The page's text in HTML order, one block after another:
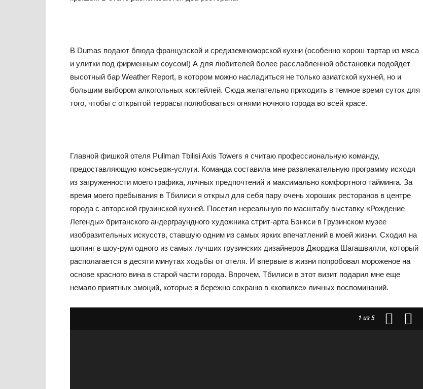
В Dumas подают блюда французской и средиземноморской кухни (особенно хорош тартар из мяса
и улитки под фирменным соусом!) А для любителей более расслабленной обстановки подойдет
высотный бар Weather Report, в котором можно насладиться не только азиатской кухней, но и
большим выбором алкогольных коктейлей. Сюда желательно приходить в темное время суток для
того, чтобы с открытой террасы полюбоваться огнями ночного города во всей красе.
Главной фишкой отеля Pullman Tbilisi Axis Towers я считаю профессиональную команду,
предоставляющую консьерж-услуги. Команда составила мне развлекательную программу исходя
из загруженности моего графика, личных предпочтений и максимально комфортного тайминга. За
время моего пребывания в Тбилиси я открыл для себя пару очень хороших ресторанов в центре
города с авторской грузинской кухней. Посетил нереальную по масштабу выставку «Рождение
Легенды» британского андерграундного художника стрит-арта Бэнкси в Грузинском музее
изобразительных искусств, ставшую одним из самых ярких впечатлений в моей жизни. Сходил на
шопинг в шоу-рум одного из самых лучших грузинских дизайнеров Джорджа Шагашвилли, который
располагается в десяти минутах ходьбы от отеля. И впервые в жизни попробовал мороженое на
основе красного вина в старой части города. Впрочем, Тбилиси в этот визит подарил мне еще
немало приятных эмоций, которые я бережно сохраню в «копилке» личных воспоминаний.
1 из 5